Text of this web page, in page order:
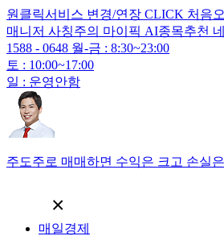
원클릭서비스 변경/연장 CLICK 처음
매니저 사칭주의 마이픽 AI종목추천
1588 - 0648 월-금 : 8:30~23:00
토 : 10:00~17:00
일 : 운영안함
주도주로 매매하면 수익은 크고 손실
×
매일경제